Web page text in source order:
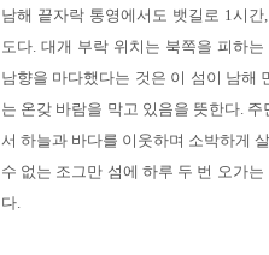
남해 끝자락 통영에서도 뱃길로 1시
도다. 대개 부락 위치는 북쪽을 피하
남향을 마다했다는 것은 이 섬이 남해
는 온갖 바람을 막고 있음을 뜻한다.
서 하늘과 바다를 이웃하며 소박하게
수 없는 조그만 섬에 하루 두 번 오가
다.